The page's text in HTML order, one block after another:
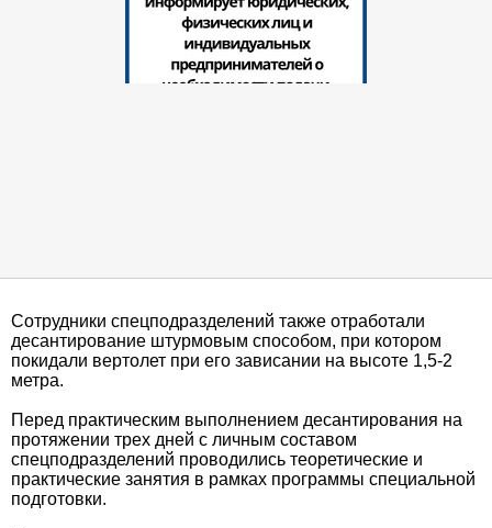
Сотрудники спецподразделений также отработали
десантирование штурмовым способом, при котором
покидали вертолет при его зависании на высоте 1,5-2
метра.
Перед практическим выполнением десантирования на
протяжении трех дней с личным составом
спецподразделений проводились теоретические и
практические занятия в рамках программы специальной
подготовки.